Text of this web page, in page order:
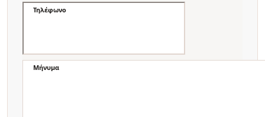
Τηλέφωνο
Μήνυμα